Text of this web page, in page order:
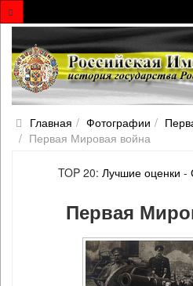
Главная Фотографии
Первая Мировая война
TOP 20: Лучшие оценки -
Первая